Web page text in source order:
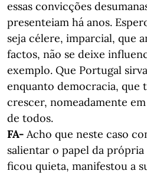
essas convicções
presenteiam há anos.
seja célere, imparcial, que
factos, não se deixe
exemplo. Que Portugal
enquanto democracia, que
crescer, nomeadamente
de todos.
FA- Acho que neste caso
salientar o papel da
ficou quieta, manifestou a